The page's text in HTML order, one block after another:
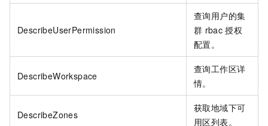
DescribeUserPermission
查询用户的集
群 rbac 授权
配置。
DescribeWorkspace
查询工作区详
情。
DescribeZones
获取地域下可
用区列表。